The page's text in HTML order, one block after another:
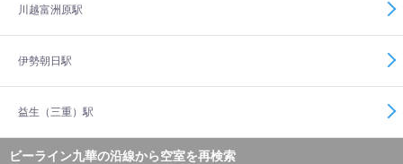
川越富洲原駅
伊勢朝日駅
益生（三重）駅
ビーライン九華の沿線から空室を再検索